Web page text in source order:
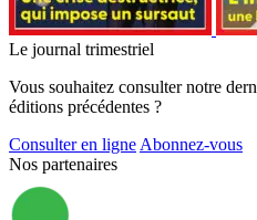
Le journal trimestriel
Vous souhaitez consulter notre
éditions précédentes ?
Consulter en ligne Abonnez-vous
Nos partenaires